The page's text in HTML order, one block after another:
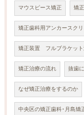
マウスピース矯正 矯
矯正歯科用アンカースク
矯正装置 フルブラケッ
矯正治療の流れ 抜歯
なぜ矯正治療をするのか
中央区の矯正歯科･月島矯